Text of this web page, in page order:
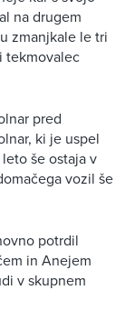
na drugem
zmanjkale le tri
tekmovalec
pred
ki je uspel
še ostaja v
vozil še
potrdil
in Anejem
v skupnem